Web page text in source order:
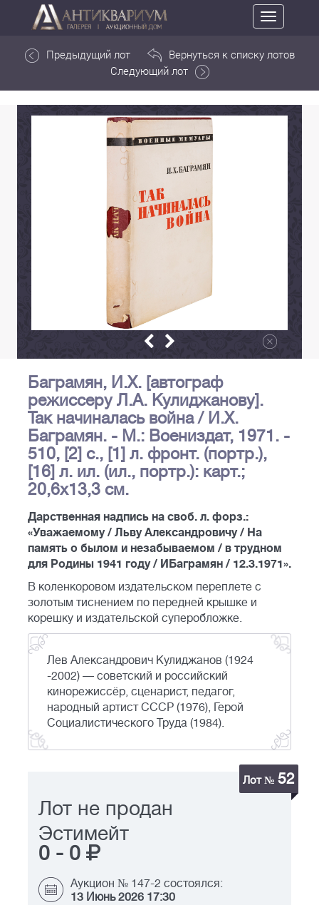
Toggle
navigation
Предыдущий лот
Вернуться к списку лотов
Следующий лот
Баграмян, И.Х. [автограф
режиссеру Л.А. Кулиджанову].
Так начиналась война / И.Х.
Баграмян. - М.: Воениздат, 1971. -
510, [2] c., [1] л. фронт. (портр.),
[16] л. ил. (ил., портр.): карт.;
20,6х13,3 см.
Дарственная надпись на своб. л. форз.:
«Уважаемому / Льву Александровичу / На
память о былом и незабываемом / в трудном
для Родины 1941 году / ИБаграмян / 12.3.1971».
В коленкоровом издательском переплете с
золотым тиснением по передней крышке и
корешку и издательской суперобложке.
Лев Александрович Кулиджанов (1924
-2002) — советский и российский
кинорежиссёр, сценарист, педагог,
народный артист СССР (1976), Герой
Социалистического Труда (1984).
Лот № 52
Лот не продан
Эстимейт
0 - 0
Аукцион № 147-2 состоялся:
13 Июнь 2026 17:30